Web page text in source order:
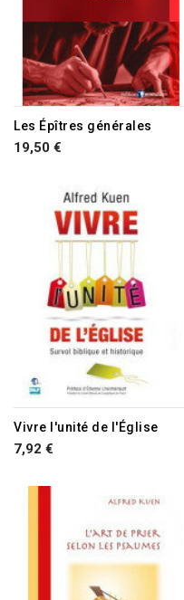
Les Épîtres générales
19,50 €
Vivre l'unité de l'Église
7,92 €